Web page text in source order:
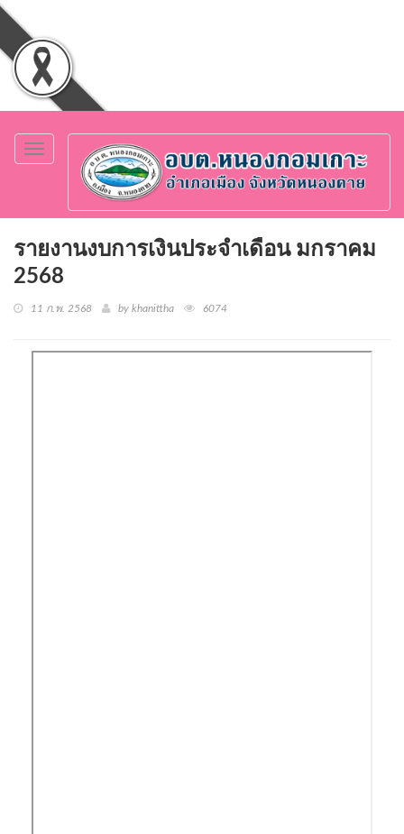
Toggle
navigation
รายงานงบการเงินประจำเดือน มกราคม
2568
11 ก.พ. 2568 by khanittha 6074